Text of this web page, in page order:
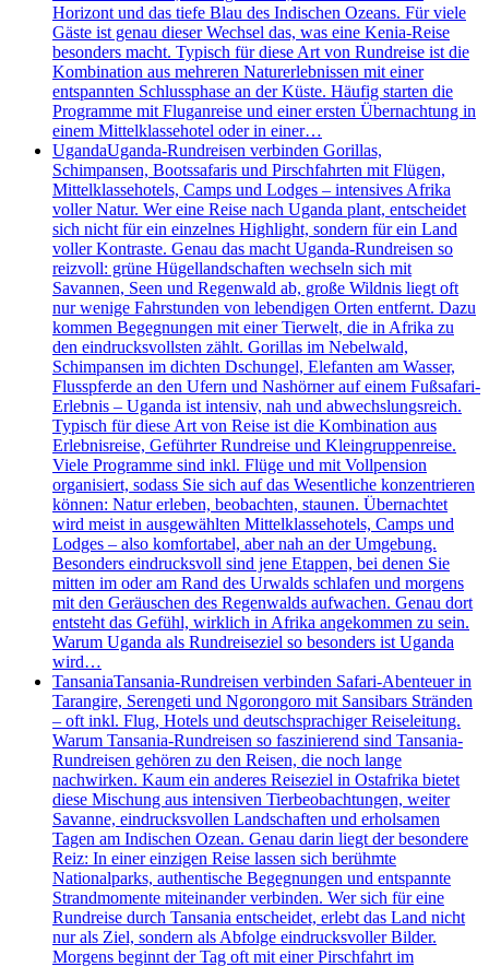
Horizont und das tiefe Blau des Indischen Ozeans. Für viele
Gäste ist genau dieser Wechsel das, was eine Kenia-Reise
besonders macht. Typisch für diese Art von Rundreise ist die
Kombination aus mehreren Naturerlebnissen mit einer
entspannten Schlussphase an der Küste. Häufig starten die
Programme mit Fluganreise und einer ersten Übernachtung in
einem Mittelklassehotel oder in einer…
UgandaUganda-Rundreisen verbinden Gorillas,
Schimpansen, Bootssafaris und Pirschfahrten mit Flügen,
Mittelklassehotels, Camps und Lodges – intensives Afrika
voller Natur. Wer eine Reise nach Uganda plant, entscheidet
sich nicht für ein einzelnes Highlight, sondern für ein Land
voller Kontraste. Genau das macht Uganda-Rundreisen so
reizvoll: grüne Hügellandschaften wechseln sich mit
Savannen, Seen und Regenwald ab, große Wildnis liegt oft
nur wenige Fahrstunden von lebendigen Orten entfernt. Dazu
kommen Begegnungen mit einer Tierwelt, die in Afrika zu
den eindrucksvollsten zählt. Gorillas im Nebelwald,
Schimpansen im dichten Dschungel, Elefanten am Wasser,
Flusspferde an den Ufern und Nashörner auf einem Fußsafari-
Erlebnis – Uganda ist intensiv, nah und abwechslungsreich.
Typisch für diese Art von Reise ist die Kombination aus
Erlebnisreise, Geführter Rundreise und Kleingruppenreise.
Viele Programme sind inkl. Flüge und mit Vollpension
organisiert, sodass Sie sich auf das Wesentliche konzentrieren
können: Natur erleben, beobachten, staunen. Übernachtet
wird meist in ausgewählten Mittelklassehotels, Camps und
Lodges – also komfortabel, aber nah an der Umgebung.
Besonders eindrucksvoll sind jene Etappen, bei denen Sie
mitten im oder am Rand des Urwalds schlafen und morgens
mit den Geräuschen des Regenwalds aufwachen. Genau dort
entsteht das Gefühl, wirklich in Afrika angekommen zu sein.
Warum Uganda als Rundreiseziel so besonders ist Uganda
wird…
TansaniaTansania-Rundreisen verbinden Safari-Abenteuer in
Tarangire, Serengeti und Ngorongoro mit Sansibars Stränden
– oft inkl. Flug, Hotels und deutschsprachiger Reiseleitung.
Warum Tansania-Rundreisen so faszinierend sind Tansania-
Rundreisen gehören zu den Reisen, die noch lange
nachwirken. Kaum ein anderes Reiseziel in Ostafrika bietet
diese Mischung aus intensiven Tierbeobachtungen, weiter
Savanne, eindrucksvollen Landschaften und erholsamen
Tagen am Indischen Ozean. Genau darin liegt der besondere
Reiz: In einer einzigen Reise lassen sich berühmte
Nationalparks, authentische Begegnungen und entspannte
Strandmomente miteinander verbinden. Wer sich für eine
Rundreise durch Tansania entscheidet, erlebt das Land nicht
nur als Ziel, sondern als Abfolge eindrucksvoller Bilder.
Morgens beginnt der Tag oft mit einer Pirschfahrt im